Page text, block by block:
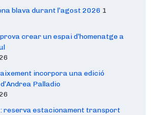
blava durant l’agost 2026 1
crear un espai d’homenatge a
incorpora una edició
Palladio
reserva estacionament transport